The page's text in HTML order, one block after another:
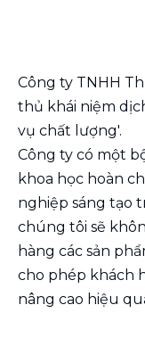
Công ty TNHH
thủ khái niệm
vụ chất lượng'.
Công ty có một
khoa học hoàn
nghiệp sáng tạo
chúng tôi sẽ
hàng các sản
cho phép khách
nâng cao hiệu